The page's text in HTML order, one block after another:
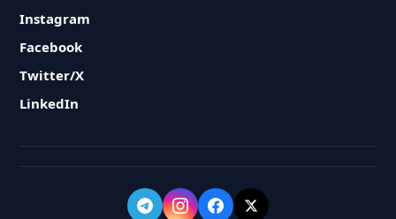
Instagram
Facebook
Twitter/X
LinkedIn